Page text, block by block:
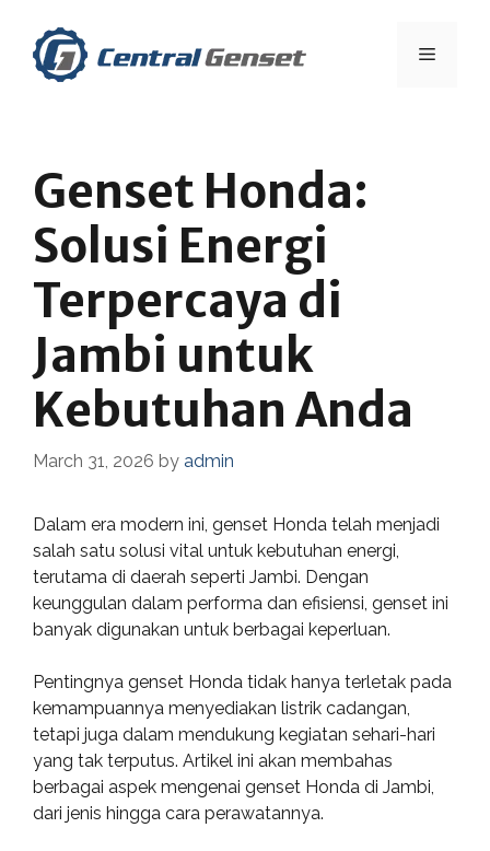
content
Menu
Genset Honda:
Solusi Energi
Terpercaya di
Jambi untuk
Kebutuhan Anda
March 31, 2026 by admin
Dalam era modern ini, genset Honda telah menjadi
salah satu solusi vital untuk kebutuhan energi,
terutama di daerah seperti Jambi. Dengan
keunggulan dalam performa dan efisiensi, genset ini
banyak digunakan untuk berbagai keperluan.
Pentingnya genset Honda tidak hanya terletak pada
kemampuannya menyediakan listrik cadangan,
tetapi juga dalam mendukung kegiatan sehari-hari
yang tak terputus. Artikel ini akan membahas
berbagai aspek mengenai genset Honda di Jambi,
dari jenis hingga cara perawatannya.